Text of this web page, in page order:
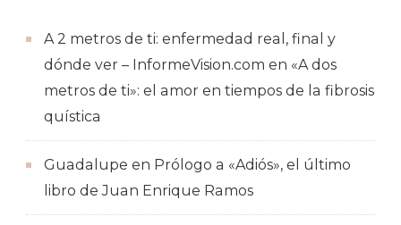
A 2 metros de ti: enfermedad real, final y
dónde ver – InformeVision.com en «A dos
metros de ti»: el amor en tiempos de la fibrosis
quística
Guadalupe en Prólogo a «Adiós», el último
libro de Juan Enrique Ramos